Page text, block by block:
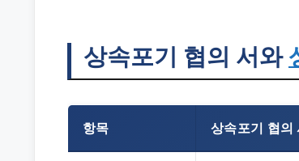
상속포기 협의 서와
항목 상속포기 협의